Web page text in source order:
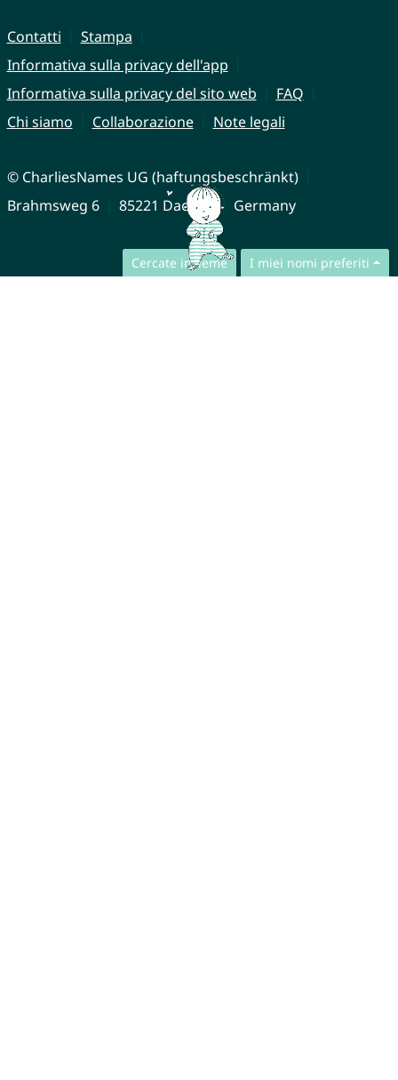
Cercate insieme I miei nomi preferiti
Contatti
Stampa
Informativa sulla privacy dell'app
Informativa sulla privacy del sito web
FAQ
Chi siamo
Collaborazione Note legali
© CharliesNames UG (haftungsbeschränkt)
Brahmsweg 6
85221 Dachau Germany